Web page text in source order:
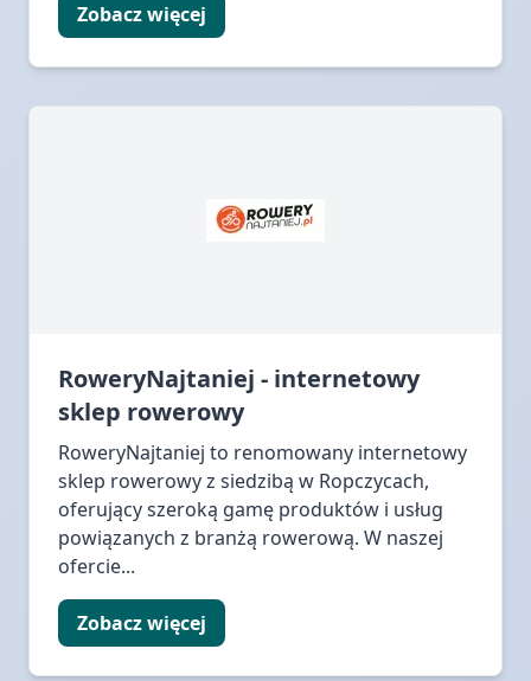
Zobacz więcej
RoweryNajtaniej - internetowy
sklep rowerowy
RoweryNajtaniej to renomowany internetowy
sklep rowerowy z siedzibą w Ropczycach,
oferujący szeroką gamę produktów i usług
powiązanych z branżą rowerową. W naszej
ofercie...
Zobacz więcej